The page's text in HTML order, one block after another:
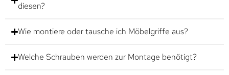
diesen?
Wie montiere oder tausche ich Möbelgriffe aus?
Welche Schrauben werden zur Montage benötigt?